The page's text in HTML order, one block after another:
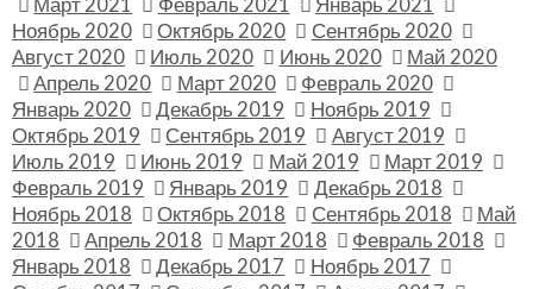
Ноябрь 2020
Октябрь 2020
Сентябрь 2020
Август 2020
Июль 2020 Июнь 2020
Май 2020
Апрель 2020
Март 2020
Февраль 2020
Январь 2020
Декабрь 2019
Ноябрь 2019
Октябрь 2019
Сентябрь 2019
Август 2019
Июль 2019
Июнь 2019 Май 2019
Март 2019
Февраль 2019
Январь 2019
Декабрь 2018
Ноябрь 2018
Октябрь 2018 Сентябрь 2018
Май
2018
Апрель 2018 Март 2018
Февраль 2018
Январь 2018
Декабрь 2017
Ноябрь 2017